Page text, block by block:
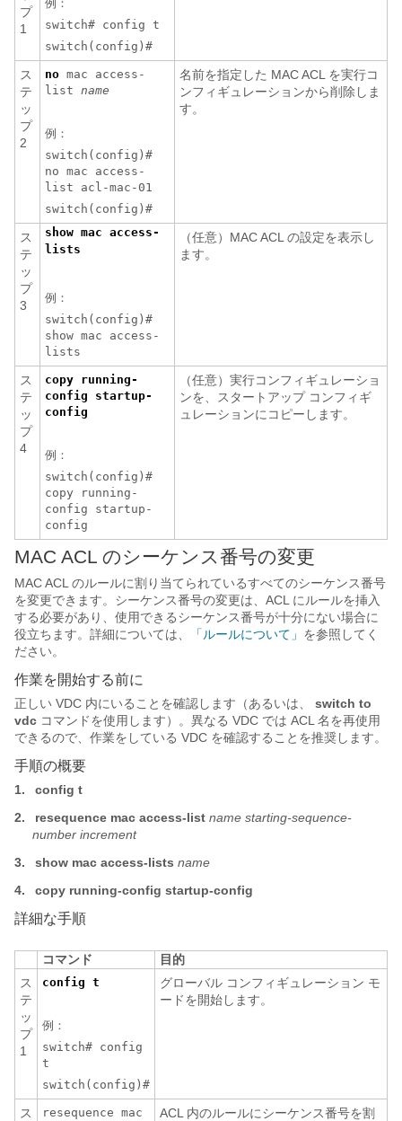
プ
1
例：
switch# config t
switch(config)#
ス
テ
ッ
プ
2
no mac access-
list name
例：
switch(config)#
no mac access-
list acl-mac-01
switch(config)#
名前を指定した MAC ACL を実行コ
ンフィギュレーションから削除しま
す。
ス
テ
ッ
プ
3
show mac access-
lists
例：
switch(config)#
show mac access-
lists
（任意）MAC ACL の設定を表示し
ます。
ス
テ
ッ
プ
4
copy running-
config startup-
config
例：
switch(config)#
copy running-
config startup-
config
（任意）実行コンフィギュレーショ
ンを、スタートアップ コンフィギ
ュレーションにコピーします。
MAC ACL のシーケンス番号の変更
MAC ACL のルールに割り当てられているすべてのシーケンス番号
を変更できます。シーケンス番号の変更は、ACL にルールを挿入
する必要があり、使用できるシーケンス番号が十分にない場合に
役立ちます。詳細については、
「ルールについて」 を参照してく
ださい。
作業を開始する前に
正しい VDC 内にいることを確認します（あるいは、
switch to
vdc コマンドを使用します）。異なる VDC では ACL 名を再使用
できるので、作業をしている VDC を確認することを推奨します。
手順の概要
1.
config t
2.
resequence mac access-list name starting-sequence-
number increment
3.
show mac access-lists name
4.
copy running-config startup-config
詳細な手順
コマンド
目的
ス
テ
ッ
プ
1
config t
例：
switch# config
t
switch(config)#
グローバル コンフィギュレーション モ
ードを開始します。
ス
resequence mac
ACL 内のルールにシーケンス番号を割